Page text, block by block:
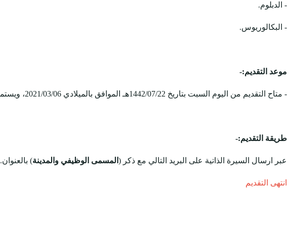
- الدبلوم.
- البكالوريوس.
موعد التقديم:-
- متاح التقديم من اليوم السبت بتاريخ 1442/07/22هـ الموافق بالميلادي 2021/03/06، ويستمر التقديم على الوظائف حتى يتم الإكتفاء بالعدد المطلوب.
طريقة التقديم:-
عبر ارسال السيرة الذاتية على البريد التالي مع ذكر ( المسمى الوظيفي والمدينة) بالعنوان.
انتهى التقديم